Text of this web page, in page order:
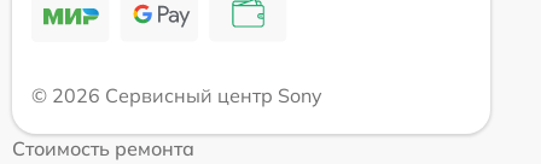
© 2026 Сервисный центр Sony
Стоимость ремонта